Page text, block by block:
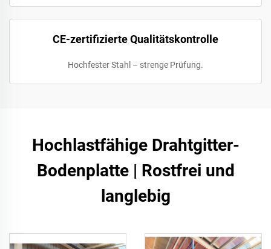
CE-zertifizierte Qualitätskontrolle
Hochfester Stahl – strenge Prüfung.
Hochlastfähige Drahtgitter-
Bodenplatte | Rostfrei und
langlebig